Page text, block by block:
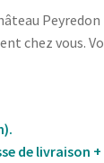
chez vous.
de livraison